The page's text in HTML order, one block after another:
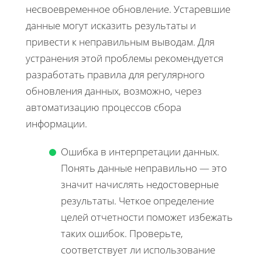
несвоевременное обновление. Устаревшие
данные могут исказить результаты и
привести к неправильным выводам. Для
устранения этой проблемы рекомендуется
разработать правила для регулярного
обновления данных, возможно, через
автоматизацию процессов сбора
информации.
Ошибка в интерпретации данных.
Понять данные неправильно — это
значит начислять недостоверные
результаты. Четкое определение
целей отчетности поможет избежать
таких ошибок. Проверьте,
соответствует ли использование